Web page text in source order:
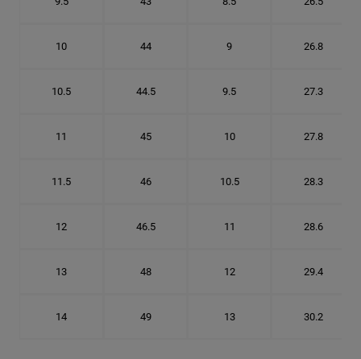
10 44 9 26.8
10.5 44.5 9.5 27.3
11 45 10 27.8
11.5 46 10.5 28.3
12 46.5 11 28.6
13 48 12 29.4
14 49 13 30.2